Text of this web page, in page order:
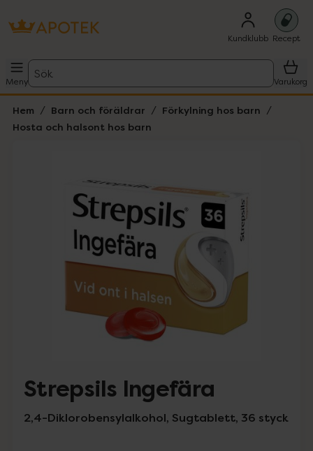
Kundklubb Recept
Meny
Sök
Varukorg
Hem Barn och föräldrar
Förkylning hos barn
Hosta och halsont hos barn
Strepsils Ingefära
2,4-Diklorobensylalkohol, Sugtablett, 36 styck